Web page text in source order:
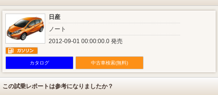
日産
ノート
2012-09-01 00:00:00.0 発売
カタログ 中古車検索(無料)
この試乗レポートは参考になりましたか？